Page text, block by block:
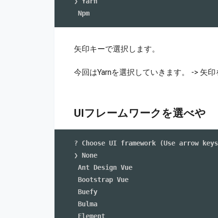
矢印キーで選択します。
今回はYarnを選択していきます。 -> 矢
UIフレームワークを選べや
? Choose UI framework (Use arrow
❯ None
Ant Design Vue
Bootstrap Vue
Buefy
Bulma
Element